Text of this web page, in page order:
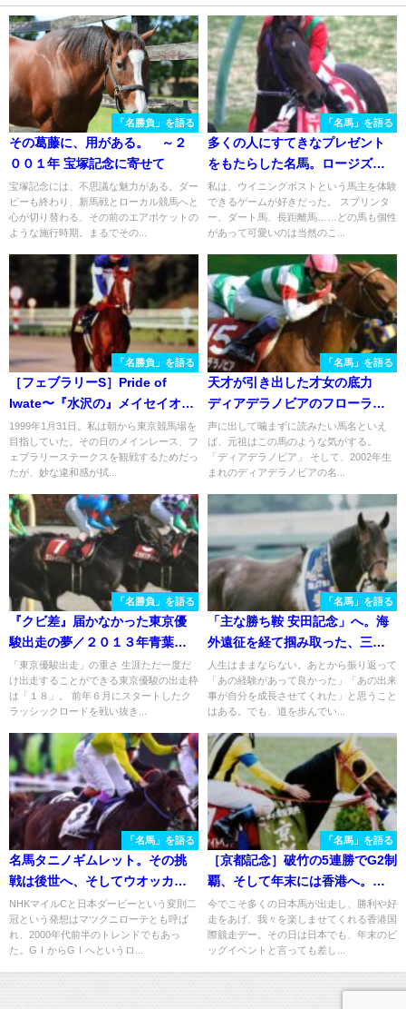
「名勝負」を語る
その葛藤に、用がある。 ～２
００１年 宝塚記念に寄せて
宝塚記念には、不思議な魅力がある。ダー
ビーも終わり、新馬戦とローカル競馬へと
心が切り替わる、その前のエアポケットの
ような施行時期。まるでその...
「名馬」を語る
多くの人にすてきなプレゼント
をもたらした名馬。ロージズイ
ンメイ産駒の弥生賞勝ち馬、コ
スモオオゾラ
私は、ウイニングポストという馬主を体験
できるゲームが好きだった。 スプリンタ
ー、ダート馬、長距離馬……どの馬も個性
があって可愛いのは当然のこ...
「名勝負」を語る
［フェブラリーS］Pride of
Iwate〜『水沢の』メイセイオペ
ラが『日本の』メイセイオペラ
になった日〜
1999年1月31日。私は朝から東京競馬場を
目指していた。その日のメインレース、フ
ェブラリーステークスを観戦するためだっ
たが、妙な違和感が拭...
「名馬」を語る
天才が引き出した才女の底力
ディアデラノビアのフローラス
テークス
声に出して噛まずに読みたい馬名といえ
ば、元祖はこの馬のような気がする。
「ディアデラノビア」 そして、2002年生
まれのディアデラノビアの名...
「名勝負」を語る
『クビ差』届かなかった東京優
駿出走の夢／２０１３年青葉賞
３着ラストインパクト
「東京優駿出走」の重さ 生涯ただ一度だ
け出走することができる東京優駿の出走枠
は「１８」。 前年６月にスタートしたク
ラッシックロードを戦い抜き...
「名馬」を語る
「主な勝ち鞍 安田記念」へ。海
外遠征を経て掴み取った、三度
目の正直 - 1997年・安田記念タ
イキブリザード
人生はままならない。あとから振り返って
「あの経験があって良かった」「あの出来
事が自分を成長させてくれた」と思うこと
はある。でも、道を歩んでい...
「名馬」を語る
名馬タニノギムレット。その挑
戦は後世へ、そしてウオッカ
へ。 - 2002年日本ダービー
NHKマイルCと日本ダービーという変則二
冠という発想はマツクニローテとも呼ば
れ、2000年代前半のトレンドでもあっ
た。GⅠからGⅠへというロ...
「名馬」を語る
［京都記念］破竹の5連勝でG2制
覇、そして年末には香港へ。ミ
ッドナイトベットの快進撃を振
り返る。
今でこそ多くの日本馬が出走し、勝利や好
走をあげ、我々を楽しませてくれる香港国
際競走デー。その日は日本でも、年末のビ
ッグイベントと言っても差し...